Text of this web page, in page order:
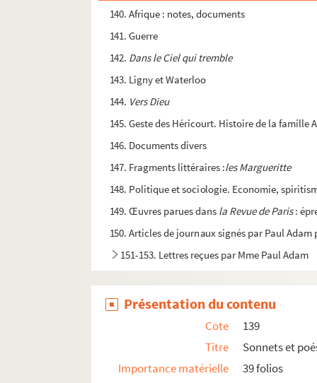
140. Afrique : notes, documents
141. Guerre
142. Dans le Ciel qui tremble
143. Ligny et Waterloo
144. Vers Dieu
145. Geste des Héricourt. Histoire de la famille
146. Documents divers
147. Fragments littéraires :les Margueritte
148. Politique et sociologie. Economie,
149. Œuvres parues dans la Revue de Paris:
150. Articles de journaux signés par Paul
151-153. Lettres reçues par Mme Paul Adam
Présentation du contenu
Cote
139
Titre
Sonnets et
Importance matérielle
39 folios